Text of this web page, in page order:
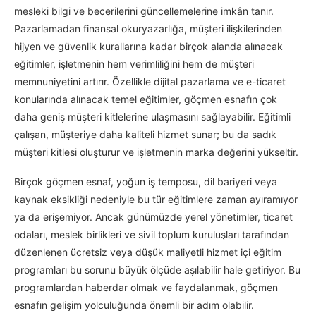
mesleki bilgi ve becerilerini güncellemelerine imkân tanır.
Pazarlamadan finansal okuryazarlığa, müşteri ilişkilerinden
hijyen ve güvenlik kurallarına kadar birçok alanda alınacak
eğitimler, işletmenin hem verimliliğini hem de müşteri
memnuniyetini artırır. Özellikle dijital pazarlama ve e-ticaret
konularında alınacak temel eğitimler, göçmen esnafın çok
daha geniş müşteri kitlelerine ulaşmasını sağlayabilir. Eğitimli
çalışan, müşteriye daha kaliteli hizmet sunar; bu da sadık
müşteri kitlesi oluşturur ve işletmenin marka değerini yükseltir.
Birçok göçmen esnaf, yoğun iş temposu, dil bariyeri veya
kaynak eksikliği nedeniyle bu tür eğitimlere zaman ayıramıyor
ya da erişemiyor. Ancak günümüzde yerel yönetimler, ticaret
odaları, meslek birlikleri ve sivil toplum kuruluşları tarafından
düzenlenen ücretsiz veya düşük maliyetli hizmet içi eğitim
programları bu sorunu büyük ölçüde aşılabilir hale getiriyor. Bu
programlardan haberdar olmak ve faydalanmak, göçmen
esnafın gelişim yolculuğunda önemli bir adım olabilir.